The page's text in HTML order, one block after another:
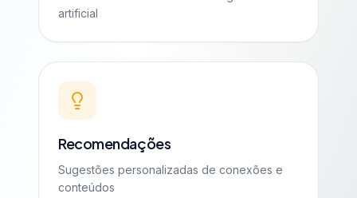
artificial
Recomendações
Sugestões personalizadas de conexões e
conteúdos